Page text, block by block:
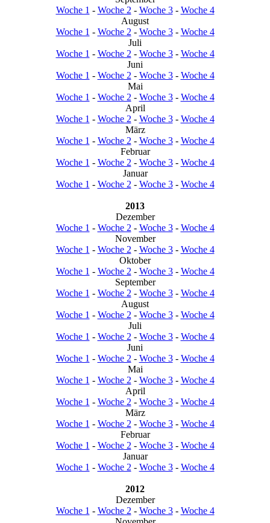
Woche 1 - Woche 2 - Woche 3- Woche 4
August
Woche 1 - Woche 2 - Woche 3- Woche 4
Juli
Woche 1 - Woche 2 - Woche 3- Woche 4
Juni
Woche 1 - Woche 2 - Woche 3- Woche 4
Mai
Woche 1 - Woche 2 - Woche 3- Woche 4
April
Woche 1 - Woche 2 - Woche 3- Woche 4
März
Woche 1 - Woche 2 - Woche 3- Woche 4
Februar
Woche 1 - Woche 2 - Woche 3- Woche 4
Januar
Woche 1 - Woche 2 - Woche 3- Woche 4
2013
Dezember
Woche 1 - Woche 2 - Woche 3- Woche 4
November
Woche 1 - Woche 2 - Woche 3- Woche 4
Oktober
Woche 1 - Woche 2 - Woche 3- Woche 4
September
Woche 1 - Woche 2 - Woche 3- Woche 4
August
Woche 1 - Woche 2 - Woche 3- Woche 4
Juli
Woche 1 - Woche 2 - Woche 3- Woche 4
Juni
Woche 1 - Woche 2 - Woche 3- Woche 4
Mai
Woche 1 - Woche 2 - Woche 3- Woche 4
April
Woche 1 - Woche 2 - Woche 3- Woche 4
März
Woche 1 - Woche 2 - Woche 3- Woche 4
Februar
Woche 1 - Woche 2 - Woche 3- Woche 4
Januar
Woche 1 - Woche 2 - Woche 3- Woche 4
2012
Dezember
Woche 1 - Woche 2 - Woche 3- Woche 4